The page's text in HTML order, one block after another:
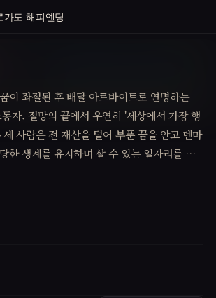
가도 해피엔딩
이 좌절된 후 배달 아르바이트로 연명하는
자. 절망의 끝에서 우연히 '세상에서 가장 행
사람은 전 재산을 털어 부푼 꿈을 안고 덴마
한 생계를 유지하며 살 수 있는 일자리를 구
별거 없다는 것을 깨닫게 된다.